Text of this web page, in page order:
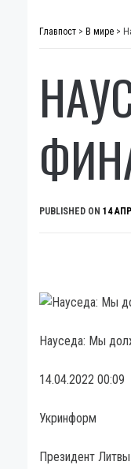
Главпост > В мире >
PUBLISHED ON 14
Науседа: Мы
14.04.2022 00:09
Укринформ
Президент Литвы